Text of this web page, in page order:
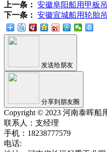
上一条： 安徽阜阳船用甲板
下一条： 安徽宣城船用轮胎
发送给朋友
分享到朋友圈
Copyright © 2023 河南泰晖船
联系人：支经理
手机：18238777579
电话: